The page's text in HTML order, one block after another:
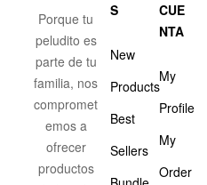
Porque tu
peludito es
parte de tu
familia, nos
compromet
emos a
ofrecer
productos
S
New
Products
Best
Sellers
CUE
NTA
My
Profile
My
Order